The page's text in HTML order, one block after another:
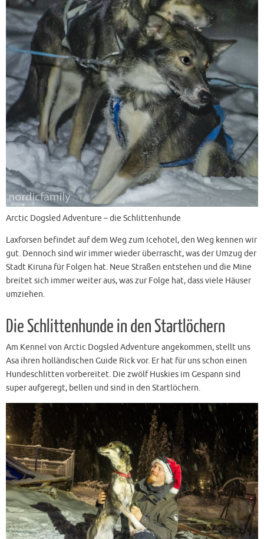
Arctic Dogsled Adventure – die Schlittenhunde
Laxforsen befindet auf dem Weg zum Icehotel, den Weg kennen wir
gut. Dennoch sind wir immer wieder überrascht, was der Umzug der
Stadt Kiruna für Folgen hat. Neue Straßen entstehen und die Mine
breitet sich immer weiter aus, was zur Folge hat, dass viele Häuser
umziehen.
Die Schlittenhunde in den Startlöchern
Am Kennel von Arctic Dogsled Adventure angekommen, stellt uns
Asa ihren holländischen Guide Rick vor. Er hat für uns schon einen
Hundeschlitten vorbereitet. Die zwölf Huskies im Gespann sind
super aufgeregt, bellen und sind in den Startlöchern.